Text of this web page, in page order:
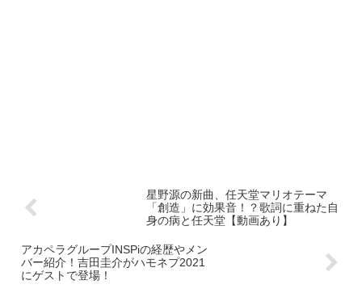
星野源の新曲、任天堂マリオテーマ
「創造」に効果音！？歌詞に重ねた自
身の病と任天堂【動画あり】
アカペラグループINSPiの経歴やメン
バー紹介！吉田圭介がハモネプ2021
にゲストで登場！